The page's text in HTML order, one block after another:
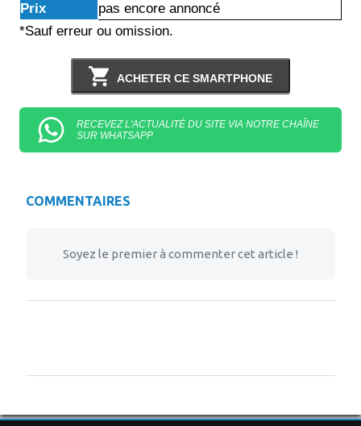
Prix
pas encore annoncé
*Sauf erreur ou omission.
ACHETER CE SMARTPHONE
RECEVEZ L'ACTUALITÉ DU SITE VIA NOTRE CHAÎNE
SUR WHATSAPP
COMMENTAIRES
Soyez le premier à commenter cet article !